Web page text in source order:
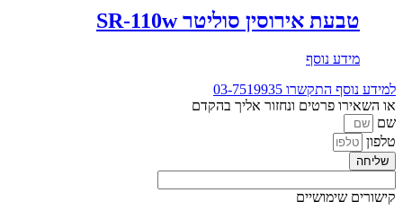
טבעת אירוסין סוליטר SR-110w
מידע נוסף
למידע נוסף התקשרו 03-7519935
או השאירו פרטים ונחזור אליך בהקדם
שם
טלפון
שליחה
קישורים שימושיים